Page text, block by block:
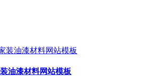
油漆材料网站模板